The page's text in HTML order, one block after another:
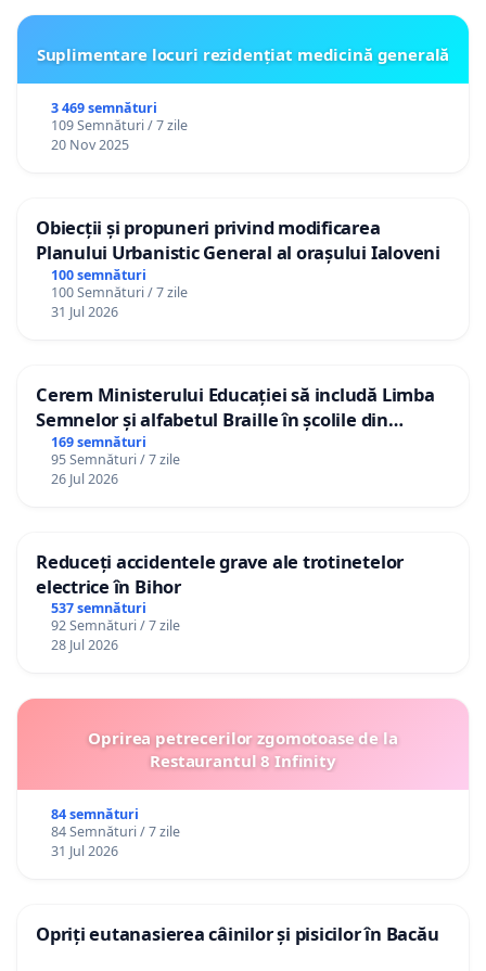
Suplimentare locuri rezidențiat medicină generală
3 469 semnături
109 Semnături / 7 zile
20 Nov 2025
Obiecții și propuneri privind modificarea
Planului Urbanistic General al orașului Ialoveni
100 semnături
100 Semnături / 7 zile
31 Jul 2026
Cerem Ministerului Educației să includă Limba
Semnelor și alfabetul Braille în școlile din
Republica Moldova!
169 semnături
95 Semnături / 7 zile
26 Jul 2026
Reduceți accidentele grave ale trotinetelor
electrice în Bihor
537 semnături
92 Semnături / 7 zile
28 Jul 2026
Oprirea petrecerilor zgomotoase de la
Restaurantul 8 Infinity
84 semnături
84 Semnături / 7 zile
31 Jul 2026
Opriți eutanasierea câinilor și pisicilor în Bacău